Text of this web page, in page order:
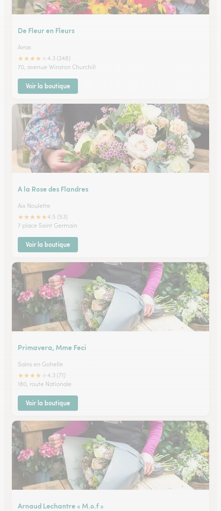
De Fleur en Fleurs
Arras
★★★★
4.3 (248)
70, avenue Winston Churchill
Voir la boutique
A la Rose des Flandres
Aix Noulette
★★★★★4.5 (53)
7 place Saint Germain
Voir la boutique
Primavera, Mme Feci
Sains en Gohelle
★★★★
4.3 (71)
180, route Nationale
Voir la boutique
Arnaud Lechantre « M.o.f »